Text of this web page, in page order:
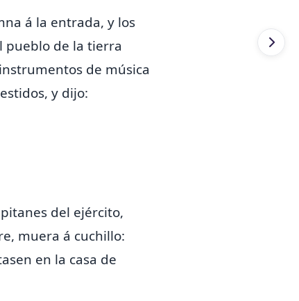
á la entrada, y los
pueblo de la tierra
de música
y dijo:
del ejército,
muera á cuchillo:
en la casa de